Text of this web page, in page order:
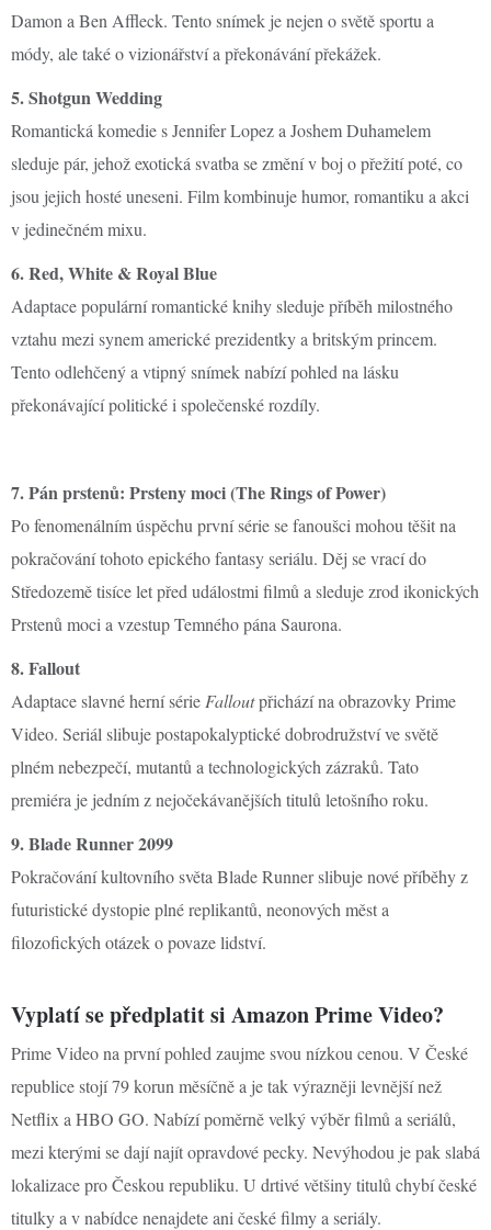
Damon a Ben Affleck. Tento snímek je nejen o světě sportu a
módy, ale také o vizionářství a překonávání překážek.
5. Shotgun Wedding
Romantická komedie s Jennifer Lopez a Joshem Duhamelem
sleduje pár, jehož exotická svatba se změní v boj o přežití poté, co
jsou jejich hosté uneseni. Film kombinuje humor, romantiku a akci
v jedinečném mixu.
6. Red, White & Royal Blue
Adaptace populární romantické knihy sleduje příběh milostného
vztahu mezi synem americké prezidentky a britským princem.
Tento odlehčený a vtipný snímek nabízí pohled na lásku
překonávající politické i společenské rozdíly.
7. Pán prstenů: Prsteny moci (The Rings of Power)
Po fenomenálním úspěchu první série se fanoušci mohou těšit na
pokračování tohoto epického fantasy seriálu. Děj se vrací do
Středozemě tisíce let před událostmi filmů a sleduje zrod ikonických
Prstenů moci a vzestup Temného pána Saurona.
8. Fallout
Adaptace slavné herní série Falloutpřichází na obrazovky Prime
Video. Seriál slibuje postapokalyptické dobrodružství ve světě
plném nebezpečí, mutantů a technologických zázraků. Tato
premiéra je jedním z nejočekávanějších titulů letošního roku.
9. Blade Runner 2099
Pokračování kultovního světa Blade Runner slibuje nové příběhy z
futuristické dystopie plné replikantů, neonových měst a
filozofických otázek o povaze lidství.
Vyplatí se předplatit si Amazon Prime Video?
Prime Video na první pohled zaujme svou nízkou cenou. V České
republice stojí 79 korun měsíčně a je tak výrazněji levnější než
Netflix a HBO GO. Nabízí poměrně velký výběr filmů a seriálů,
mezi kterými se dají najít opravdové pecky. Nevýhodou je pak slabá
lokalizace pro Českou republiku. U drtivé většiny titulů chybí české
titulky a v nabídce nenajdete ani české filmy a seriály.